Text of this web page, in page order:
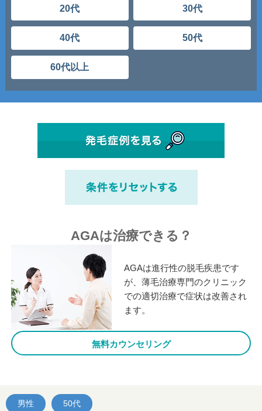
20代 30代
40代 50代
60代以上
AGAは治療できる？
AGAは進行性の脱毛疾患です
が、薄毛治療専門のクリニック
での適切治療で症状は改善され
ます。
無料カウンセリング
男性 50代